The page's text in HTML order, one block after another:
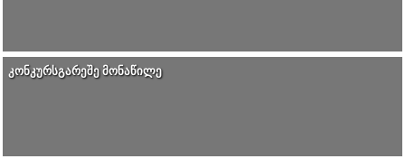
ᲙᲝᲜᲙᲣᲠᲡᲒᲐᲠᲔᲨᲔ ᲛᲝᲜᲐᲬᲘᲚᲔ